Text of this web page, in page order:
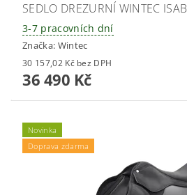
SEDLO DREZURNÍ WINTEC
3-7 pracovních dní
Značka: Wintec
30 157,02 Kč bez DPH
36 490 Kč
Novinka
Doprava zdarma